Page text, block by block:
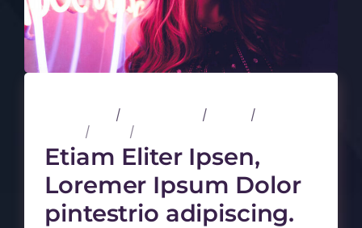
Etiam Eliter Ipsen,
Loremer Ipsum Dolor
pintestrio adipiscing.